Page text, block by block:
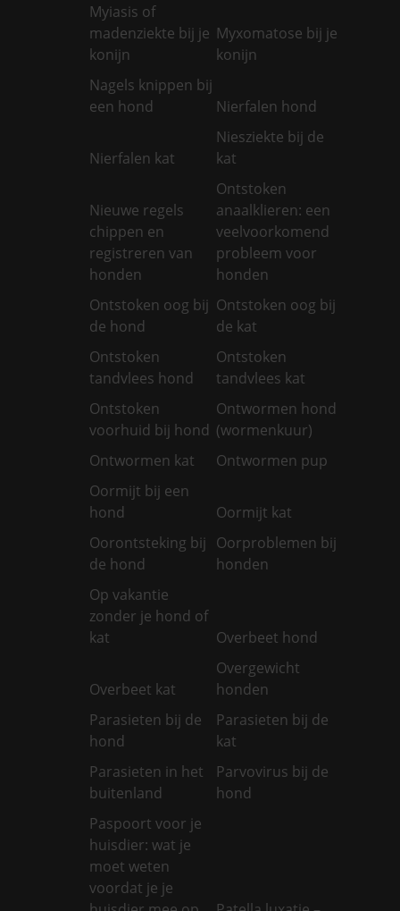
Myiasis of
madenziekte bij je
konijn
Myxomatose bij je
konijn
Nagels knippen bij
een hond
Nierfalen hond
Nierfalen kat
Niesziekte bij de
kat
Nieuwe regels
chippen en
registreren van
honden
Ontstoken
anaalklieren: een
veelvoorkomend
probleem voor
honden
Ontstoken oog bij
de hond
Ontstoken oog bij
de kat
Ontstoken
tandvlees hond
Ontstoken
tandvlees kat
Ontstoken
voorhuid bij hond
Ontwormen hond
(wormenkuur)
Ontwormen kat
Ontwormen pup
Oormijt bij een
hond
Oormijt kat
Oorontsteking bij
de hond
Oorproblemen bij
honden
Op vakantie
zonder je hond of
kat
Overbeet hond
Overbeet kat
Overgewicht
honden
Parasieten bij de
hond
Parasieten bij de
kat
Parasieten in het
buitenland
Parvovirus bij de
hond
Paspoort voor je
huisdier: wat je
moet weten
voordat je je